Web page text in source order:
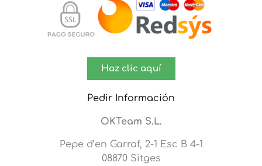
Haz clic aquí
Pedir Información
OKTeam S.L.
Pepe d’en Garraf, 2-1 Esc B 4-1
08870 Sitges